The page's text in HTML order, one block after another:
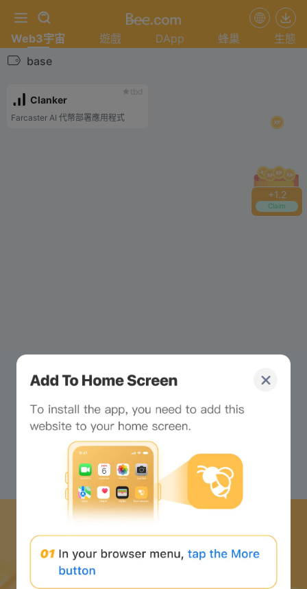
+1.2
Claim
Web3宇宙 遊戲 DApp 蜂巢
生態
base
tbd
Clanker
Farcaster AI 代幣部署應用程式
下載蜜蜂網路APP
並開始 web3 之旅